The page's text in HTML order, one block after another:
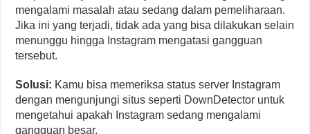
mengalami masalah atau sedang dalam pemeliharaan.
Jika ini yang terjadi, tidak ada yang bisa dilakukan selain
menunggu hingga Instagram mengatasi gangguan
tersebut.
Solusi: Kamu bisa memeriksa status server Instagram
dengan mengunjungi situs seperti DownDetector untuk
mengetahui apakah Instagram sedang mengalami
gangguan besar.